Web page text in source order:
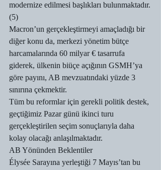
modernize edilmesi başlıkları bulunmaktadır.
(5)
Macron’un gerçekleştirmeyi amaçladığı bir
diğer konu da, merkezi yönetim bütçe
harcamalarında 60 milyar € tasarrufa
giderek, ülkenin biüçe açığının GSMH’ya
göre payını, AB mevzuatındaki yüzde 3
sınırına çekmektir.
Tüm bu reformlar için gerekli politik destek,
geçtiğimiz Pazar günü ikinci turu
gerçekleştirilen seçim sonuçlarıyla daha
kolay olacağı anlaşılmaktadır.
AB Yönünden Beklentiler
Élysée Sarayına yerleştiği 7 Mayıs’tan bu